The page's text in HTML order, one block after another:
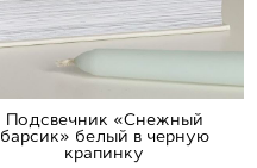
Подсвечник «Снежный
барсик» белый в черную
крапинку